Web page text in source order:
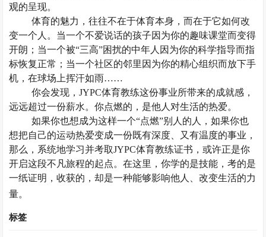
观的呈现。
体育的魅力，往往不在于体育本身，而在于它如何改
变一个人。当一个不爱说话的孩子因为你的趣味课堂而变得
开朗；当一个被“三高”困扰的中年人因为你的科学指导而指
标恢复正常；当一个社区的邻里因为你的精心组织而放下手
机，在球场上挥汗如雨……
你会发现， JYPC体育教练这份事业所带来的成就感，
远远超过一份薪水。你点燃的，是他人对生活的热爱。
如果你也想成为这样一个“点燃”别人的人，如果你也
想把自己的运动热爱变成一份既有深度、又有温度的事业，
那么，系统地学习并考取JYPC体育教练证书，或许正是你
开启这段不凡旅程的起点。在这里，你学的是技能，考的是
一纸证明，收获的，却是一种能够影响他人、改变生活的力
量。
标签